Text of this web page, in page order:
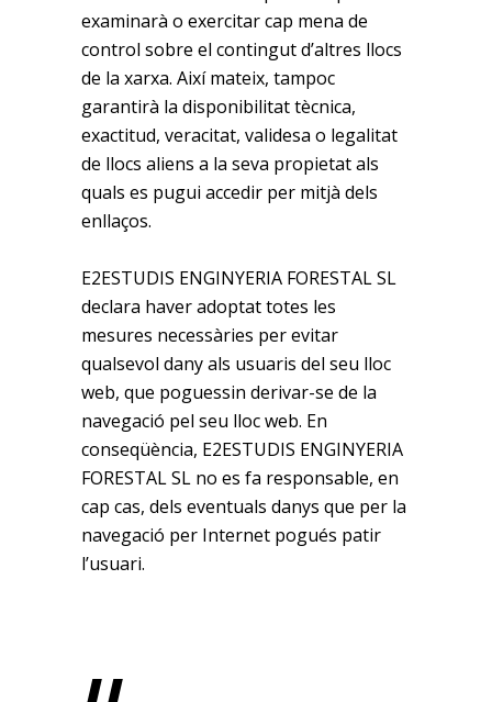
examinarà o exercitar cap mena de
control sobre el contingut d’altres llocs
de la xarxa. Així mateix, tampoc
garantirà la disponibilitat tècnica,
exactitud, veracitat, validesa o legalitat
de llocs aliens a la seva propietat als
quals es pugui accedir per mitjà dels
enllaços.
E2ESTUDIS ENGINYERIA FORESTAL SL
declara haver adoptat totes les
mesures necessàries per evitar
qualsevol dany als usuaris del seu lloc
web, que poguessin derivar-se de la
navegació pel seu lloc web. En
conseqüència, E2ESTUDIS ENGINYERIA
FORESTAL SL no es fa responsable, en
cap cas, dels eventuals danys que per la
navegació per Internet pogués patir
l’usuari.